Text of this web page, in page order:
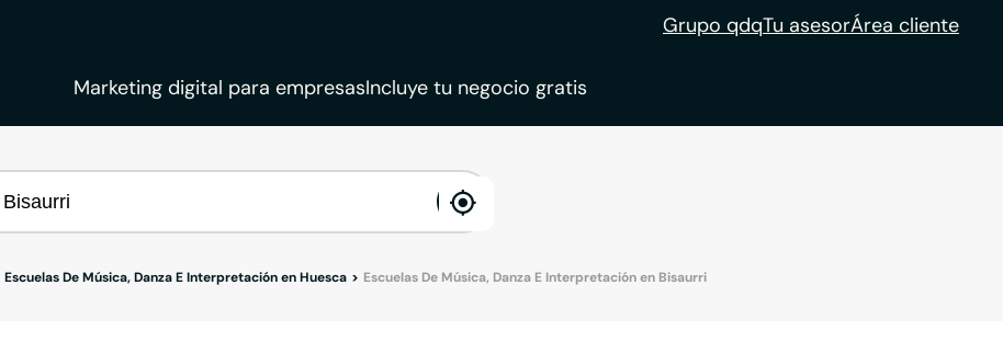
Grupo qdqTu asesorÁrea cliente
Marketing digital para empresasIncluye tu negocio gratis
enable
Escuelas De Música, Danza E Interpretación en Huesca Escuelas De Música, Danza E Interpretación en Bisaurri